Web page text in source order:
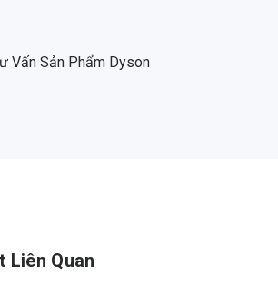
Vấn Sản Phẩm Dyson
Liên Quan